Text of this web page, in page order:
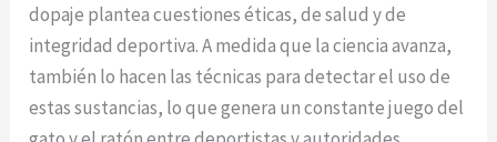
dopaje plantea cuestiones éticas, de salud y de
integridad deportiva. A medida que la ciencia avanza,
también lo hacen las técnicas para detectar el uso de
estas sustancias, lo que genera un constante juego del